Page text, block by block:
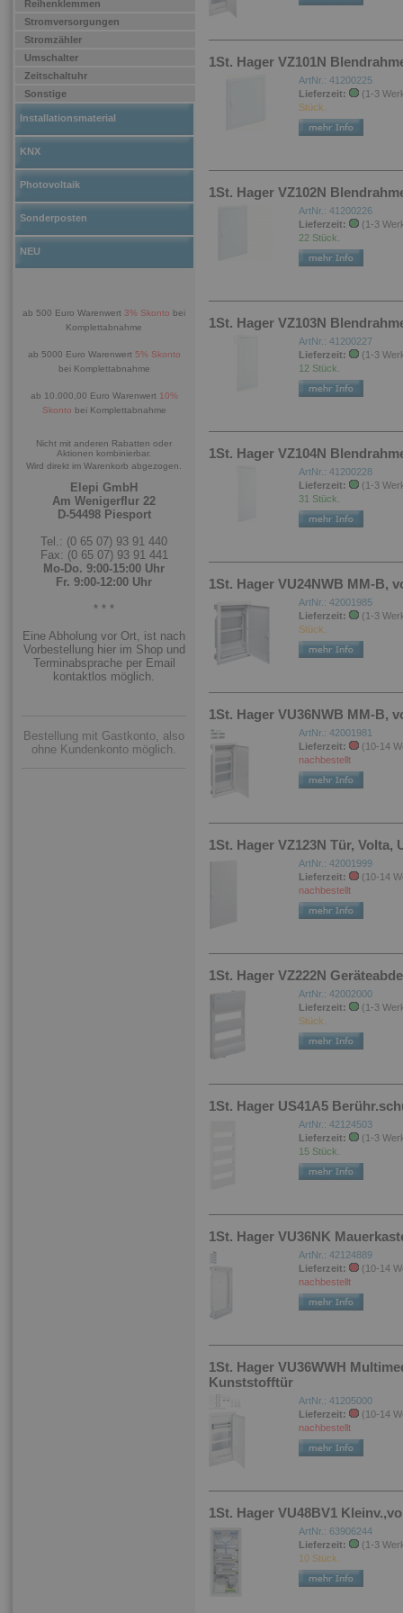
Reihenklemmen
Stromversorgungen
Stromzähler
Umschalter
Zeitschaltuhr
Sonstige
Installationsmaterial
KNX
Photovoltaik
Sonderposten
NEU
ab 500 Euro Warenwert 3% Skonto bei
Komplettabnahme
ab 5000 Euro Warenwert 5% Skonto
bei Komplettabnahme
ab 10.000,00 Euro Warenwert 10%
Skonto bei Komplettabnahme
Nicht mit anderen Rabatten oder
Aktionen kombinierbar.
Wird direkt im Warenkorb abgezogen.
Elepi GmbH
Am Wenigerflur 22
D-54498 Piesport
Tel.: (0 65 07) 93 91 440
Fax: (0 65 07) 93 91 441
Mo-Do. 9:00-15:00 Uhr
Fr. 9:00-12:00 Uhr
* * *
Eine Abholung vor Ort, ist nach
Vorbestellung hier im Shop und
Terminabsprache per Email
kontaktlos möglich.
Bestellung mit Gastkonto, also
ohne Kundenkonto möglich.
1St. Hager VZ101N
ArtNr.: 41200225
Lieferzeit:
(1-3
Stück.
1St. Hager VZ102N
ArtNr.: 41200226
Lieferzeit:
(1-3
22 Stück.
1St. Hager VZ103N
ArtNr.: 41200227
Lieferzeit:
(1-3
12 Stück.
1St. Hager VZ104N
ArtNr.: 41200228
Lieferzeit:
(1-3
31 Stück.
1St. Hager VU24NWB MM-B,
ArtNr.: 42001985
Lieferzeit:
(1-3
Stück.
1St. Hager VU36NWB MM-B,
ArtNr.: 42001981
Lieferzeit:
(10-14
nachbestellt
1St. Hager VZ123N Tür, Volta,
ArtNr.: 42001999
Lieferzeit:
(10-14
nachbestellt
1St. Hager VZ222N
ArtNr.: 42002000
Lieferzeit:
(1-3
Stück.
1St. Hager US41A5
ArtNr.: 42124503
Lieferzeit:
(1-3
15 Stück.
1St. Hager VU36NK
ArtNr.: 42124889
Lieferzeit:
(10-14
nachbestellt
1St. Hager VU36WWH
Kunststofftür
ArtNr.: 41205000
Lieferzeit:
(10-14
nachbestellt
1St. Hager VU48BV1
ArtNr.: 63906244
Lieferzeit:
(1-3
10 Stück.